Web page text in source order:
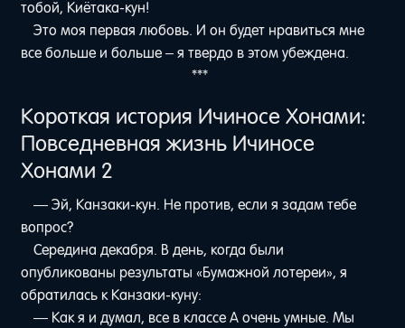
тобой, Киётака-кун!
Это моя первая любовь. И он будет нравиться мне
все больше и больше – я твердо в этом убеждена.
***
Короткая история Ичиносе Хонами:
Повседневная жизнь Ичиносе
Хонами 2
— Эй, Канзаки-кун. Не против, если я задам тебе
вопрос?
Середина декабря. В день, когда были
опубликованы результаты «Бумажной лотереи», я
обратилась к Канзаки-куну:
— Как я и думал, все в классе А очень умные. Мы